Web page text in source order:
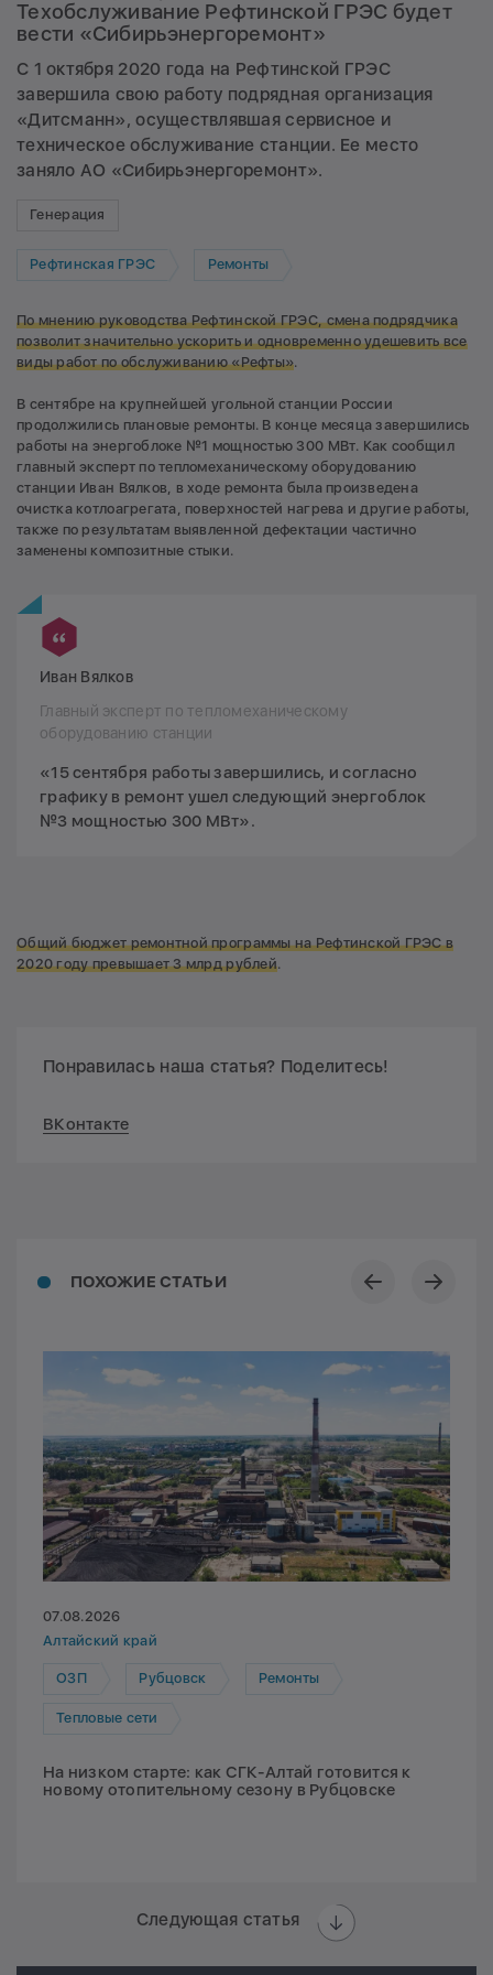
Техобслуживание Рефтинской ГРЭС будет
вести «Сибирьэнергоремонт»
С 1 октября 2020 года на Рефтинской ГРЭС
завершила свою работу подрядная организация
«Дитсманн», осуществлявшая сервисное и
техническое обслуживание станции. Ее место
заняло АО «Сибирьэнергоремонт».
Генерация
Рефтинская ГРЭС Ремонты
По мнению руководства Рефтинской ГРЭС, смена подрядчика
позволит значительно ускорить и одновременно удешевить все
виды работ по обслуживанию «Рефты».
В сентябре на крупнейшей угольной станции России
продолжились плановые ремонты. В конце месяца завершились
работы на энергоблоке №1 мощностью 300 МВт. Как сообщил
главный эксперт по тепломеханическому оборудованию
станции Иван Вялков, в ходе ремонта была произведена
очистка котлоагрегата, поверхностей нагрева и другие работы,
также по результатам выявленной дефектации частично
заменены композитные стыки.
Иван Вялков
Главный эксперт по тепломеханическому
оборудованию станции
«15 сентября работы завершились, и согласно
графику в ремонт ушел следующий энергоблок
№3 мощностью 300 МВт».
Общий бюджет ремонтной программы на Рефтинской ГРЭС в
2020 году превышает 3 млрд рублей.
Понравилась наша статья? Поделитесь!
ВКонтакте
ПОХОЖИЕ СТАТЬИ
07.08.2026
Алтайский край
ОЗП Рубцовск Ремонты
Тепловые сети
На низком старте: как СГК-Алтай готовится к
новому отопительному сезону в Рубцовске
Следующая статья